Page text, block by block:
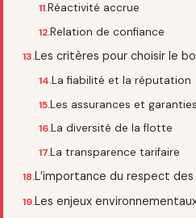
Réactivité accrue
Relation de confiance
Les critères pour choisir le
La fiabilité et la réputation
Les assurances et garanties
La diversité de la flotte
La transparence tarifaire
L’importance du respect
Les enjeux